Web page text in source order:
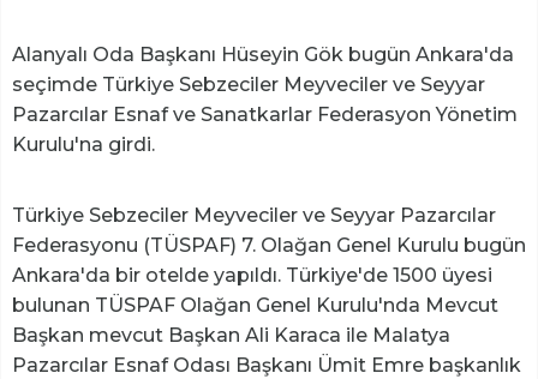
Alanyalı Oda Başkanı Hüseyin Gök bugün Ankara'da
seçimde Türkiye Sebzeciler Meyveciler ve Seyyar
Pazarcılar Esnaf ve Sanatkarlar Federasyon Yönetim
Kurulu'na girdi.
Türkiye Sebzeciler Meyveciler ve Seyyar Pazarcılar
Federasyonu (TÜSPAF) 7. Olağan Genel Kurulu bugün
Ankara'da bir otelde yapıldı. Türkiye'de 1500 üyesi
bulunan TÜSPAF Olağan Genel Kurulu'nda Mevcut
Başkan mevcut Başkan Ali Karaca ile Malatya
Pazarcılar Esnaf Odası Başkanı Ümit Emre başkanlık